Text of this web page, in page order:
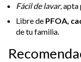
Fácil de lavar, apta
Libre de PFOA,
de tu familia.